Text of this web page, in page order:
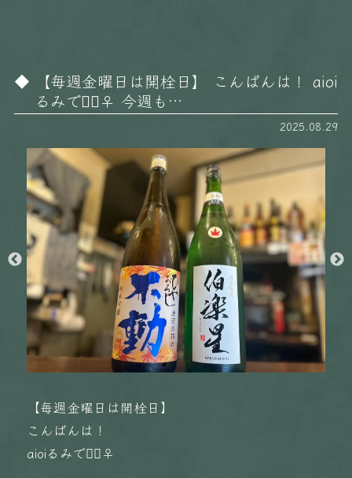
【毎週金曜日は開栓日】 こんばんは！ aioi
るみです🏻‍♀️ 今週も…
2025.08.29
【毎週金曜日は開栓日】
こんばんは！
aioiるみです🏻‍♀️